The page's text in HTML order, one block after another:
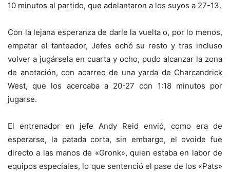
10 minutos al partido, que adelantaron a los suyos a 27-13.
Con la lejana esperanza de darle la vuelta o, por lo menos,
empatar el tanteador, Jefes echó su resto y tras incluso
volver a jugársela en cuarta y ocho, pudo alcanzar la zona
de anotación, con acarreo de una yarda de Charcandrick
West, que los acercaba a 20-27 con 1:18 minutos por
jugarse.
El entrenador en jefe Andy Reid envió, como era de
esperarse, la patada corta, sin embargo, el ovoide fue
directo a las manos de «Gronk», quien estaba en labor de
equipos especiales, lo que sentenció el pase de los «Pats»